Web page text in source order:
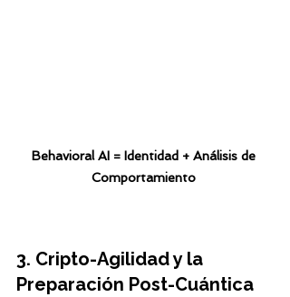
Behavioral AI = Identidad + Análisis de
Comportamiento
3. Cripto-Agilidad y la
Preparación Post-Cuántica